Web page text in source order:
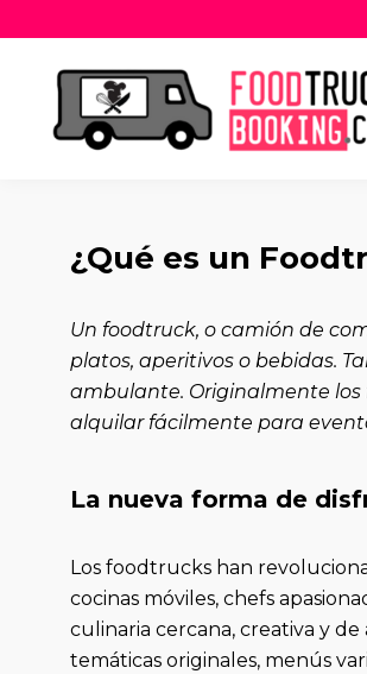
¿Qué es un
Un foodtruck, o camión de
platos, aperitivos o bebidas.
ambulante. Originalmente los
alquilar fácilmente para
La nueva forma de
Los foodtrucks han
cocinas móviles, chefs
culinaria cercana, creativa y
temáticas originales, menús